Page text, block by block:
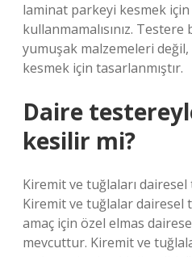
laminat parkeyi kesmek
kullanmamalısınız.
yumuşak malzemeleri
kesmek için tasarlanmıştır.
Daire
kesilir mi?
Kiremit ve tuğlaları
Kiremit ve tuğlalar dairesel
amaç için özel elmas
mevcuttur. Kiremit ve